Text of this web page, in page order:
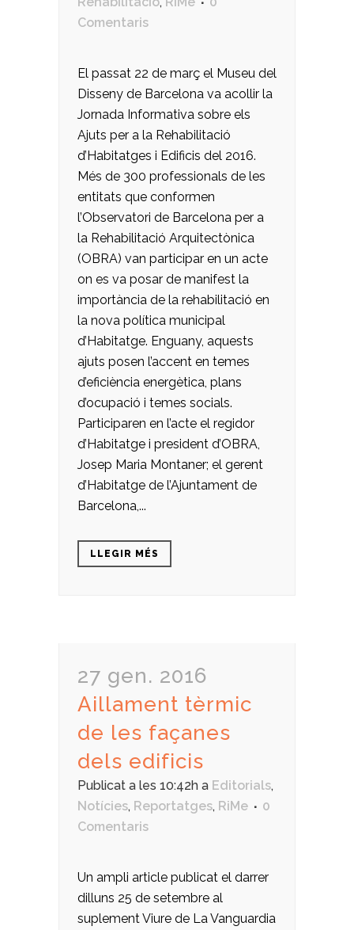
Comentaris
El passat 22 de març el Museu del
Disseny de Barcelona va acollir la
Jornada Informativa sobre els
Ajuts per a la Rehabilitació
d’Habitatges i Edificis del 2016.
Més de 300 professionals de les
entitats que conformen
l’Observatori de Barcelona per a
la Rehabilitació Arquitectònica
(OBRA) van participar en un acte
on es va posar de manifest la
importància de la rehabilitació en
la nova política municipal
d’Habitatge. Enguany, aquests
ajuts posen l’accent en temes
d’eficiència energètica, plans
d’ocupació i temes socials.
Participaren en l’acte el regidor
d’Habitatge i president d’OBRA,
Josep Maria Montaner; el gerent
d’Habitatge de l’Ajuntament de
Barcelona,...
LLEGIR MÉS
27 gen. 2016
Aillament tèrmic
de les façanes
dels edificis
Publicat a les 10:42h a Editorials,
Notícies, Reportatges, RiMe
0
Comentaris
Un ampli article publicat el darrer
dilluns 25 de setembre al
suplement Viure de La Vanguardia